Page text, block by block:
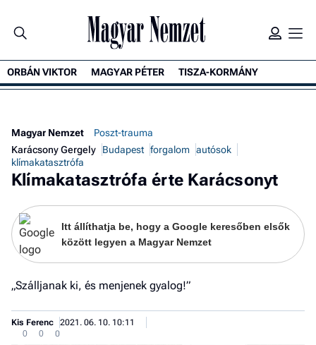
ORBÁN VIKTOR MAGYAR PÉTER TISZA-KORMÁNY
Magyar Nemzet
Poszt-trauma
Karácsony Gergely
Budapest forgalom autósok
klímakatasztrófa
Klímakatasztrófa érte Karácsonyt
Itt állíthatja be, hogy a Google keresőben elsők
között legyen a Magyar Nemzet
„Szálljanak ki, és menjenek gyalog!”
Kis Ferenc
2021. 06. 10. 10:11
0
0 0